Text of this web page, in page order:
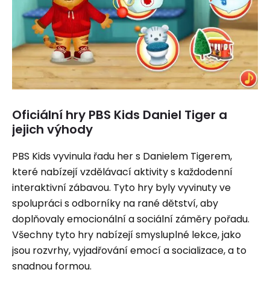
Oficiální hry PBS Kids Daniel Tiger a
jejich výhody
PBS Kids vyvinula řadu her s Danielem Tigerem,
které nabízejí vzdělávací aktivity s každodenní
interaktivní zábavou. Tyto hry byly vyvinuty ve
spolupráci s odborníky na rané dětství, aby
doplňovaly emocionální a sociální záměry pořadu.
Všechny tyto hry nabízejí smysluplné lekce, jako
jsou rozvrhy, vyjadřování emocí a socializace, a to
snadnou formou.